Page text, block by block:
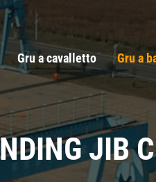
Gru a cavalletto Gru a
JIB